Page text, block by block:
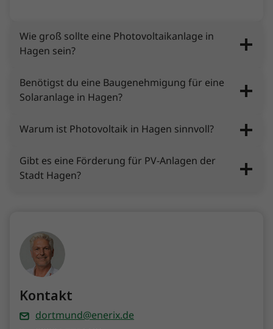
Wie groß sollte eine Photovoltaikanlage in
Hagen sein?
Benötigst du eine Baugenehmigung für eine
Solaranlage in Hagen?
Warum ist Photovoltaik in Hagen sinnvoll?
Gibt es eine Förderung für PV-Anlagen der
Stadt Hagen?
Kontakt
dortmund@enerix.de